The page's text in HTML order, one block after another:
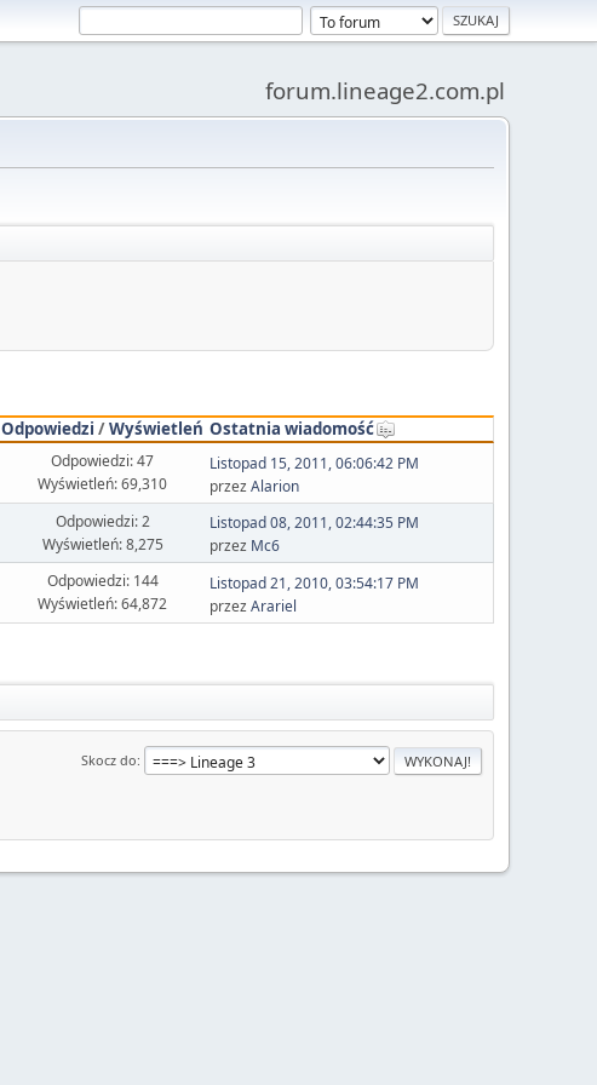
forum.lineage2.com.pl
Odpowiedzi /Wyświetleń Ostatnia wiadomość
Odpowiedzi: 47
Wyświetleń: 69,310
Listopad 15, 2011, 06:06:42 PM
przezAlarion
Odpowiedzi: 2
Wyświetleń: 8,275
Listopad 08, 2011, 02:44:35 PM
przez Mc6
Odpowiedzi: 144
Wyświetleń: 64,872
Listopad 21, 2010, 03:54:17 PM
przezArariel
Skocz do